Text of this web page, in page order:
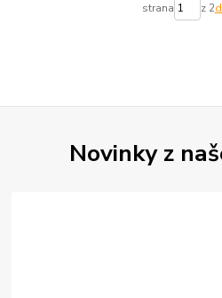
strana z 2
Novinky z